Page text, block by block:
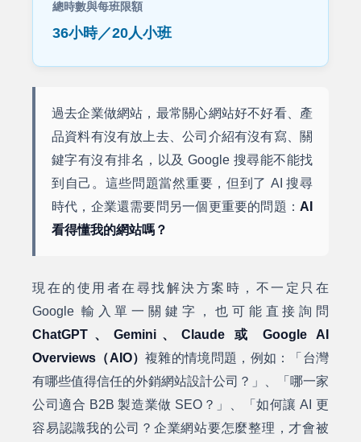
總時數與每班限額
36小時／20人小班
過去企業做網站，最常關心網站好不好看、產
品資料有沒有放上去、公司介紹有沒有寫、關
鍵字有沒有排名，以及 Google 搜尋能不能找
到自己。這些問題當然重要，但到了 AI 搜尋
時代，企業還需要問另一個更重要的問題： AI
看得懂我的網站嗎？
現在的使用者在尋找解決方案時，不一定只在
Google 輸入單一關鍵字，也可能直接詢問
ChatGPT、Gemini、Claude 或 Google AI
Overviews（AIO）複雜的情境問題，例如：「台灣
有哪些值得信任的外銷網站設計公司？」、「哪一家
公司適合 B2B 製造業做 SEO？」、「如何讓 AI 更
容易認識我的公司？企業網站要怎麼整理，才會被